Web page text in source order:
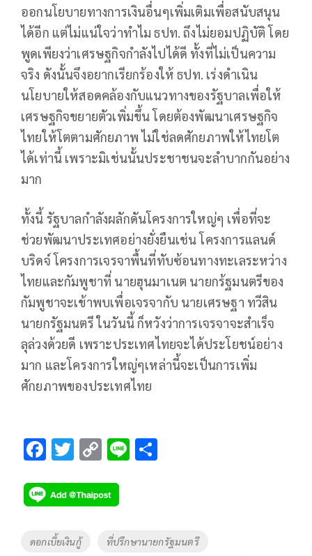
ออกนโยบายทางการเงินอื่นๆเพิ่มเติมเพื่อสนับสนุน
ได้อีก แต่ไม่แน่ใจว่าทำไม ธปท. ถึงไม่ยอมปฏิบัติ โดย
พูดเพียงว่าเศรษฐกิจกำลังไปได้ดี ทั้งที่ไม่เป็นความ
จริง ดังนั้นจึงอยากเรียกร้องให้ ธปท. เร่งดำเนิน
นโยบายให้สอดคล้องกับแนวทางของรัฐบาลเพื่อให้
เศรษฐกิจขยายตัวเพิ่มขึ้น โดยต้องพัฒนาเศรษฐกิจ
ไทยให้โตตามศักยภาพ ไม่ใช่ลดศักยภาพให้ไทยโต
ได้เท่านี้ เพราะมิเช่นนั้นประชาชนจะลำบากกันอย่าง
มาก
ทั้งนี้ รัฐบาลกำลังผลักดันโครงการใหญ่ๆ เพื่อที่จะ
ช่วยพัฒนาประเทศอย่างยั่งยืนเช่น โครงการแลนด์
บริดจ์ โครงการเจรจาพื้นที่ทับซ้อนทางทะเลระหว่าง
ไทยและกัมพูชาที่ นายฮุนมาเนต นายกร้ฐมนตรีของ
กัมพูชาจะเข้าพบเพื่อเจรจากับ นายเศรษฐา ทวีสิน
นายกรัฐมนตรี ในวันนี้ ก็หวังว่าการเจรจาจะสำเร็จ
ลุล่วงด้วยดี เพราะประเทศไทยจะได้ประโยชน์อย่าง
มาก และโครงการใหญ่ๆเหล่านี้จะเป็นการเพิ่ม
ศักยภาพของประเทศไทย
F
e
b
o
T
tt
er
C
p
y
Li
Li
Tags
ดอกเบี้ยเงินกู้ ที่ปรึกษานายกรัฐมนตรี